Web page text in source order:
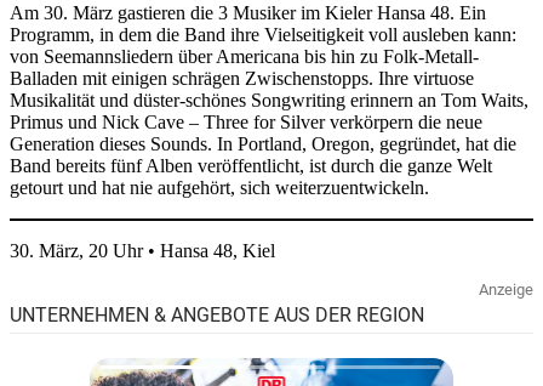
Am 30. März gastieren die 3 Musiker im Kieler Hansa 48. Ein
Programm, in dem die Band ihre Vielseitigkeit voll ausleben kann:
von Seemannsliedern über Americana bis hin zu Folk-Metall-
Balladen mit einigen schrägen Zwischenstopps. Ihre virtuose
Musikalität und düster-schönes Songwriting erinnern an Tom Waits,
Primus und Nick Cave – Three for Silver verkörpern die neue
Generation dieses Sounds. In Portland, Oregon, gegründet, hat die
Band bereits fünf Alben veröffentlicht, ist durch die ganze Welt
getourt und hat nie aufgehört, sich weiterzuentwickeln.
30. März, 20 Uhr • Hansa 48, Kiel